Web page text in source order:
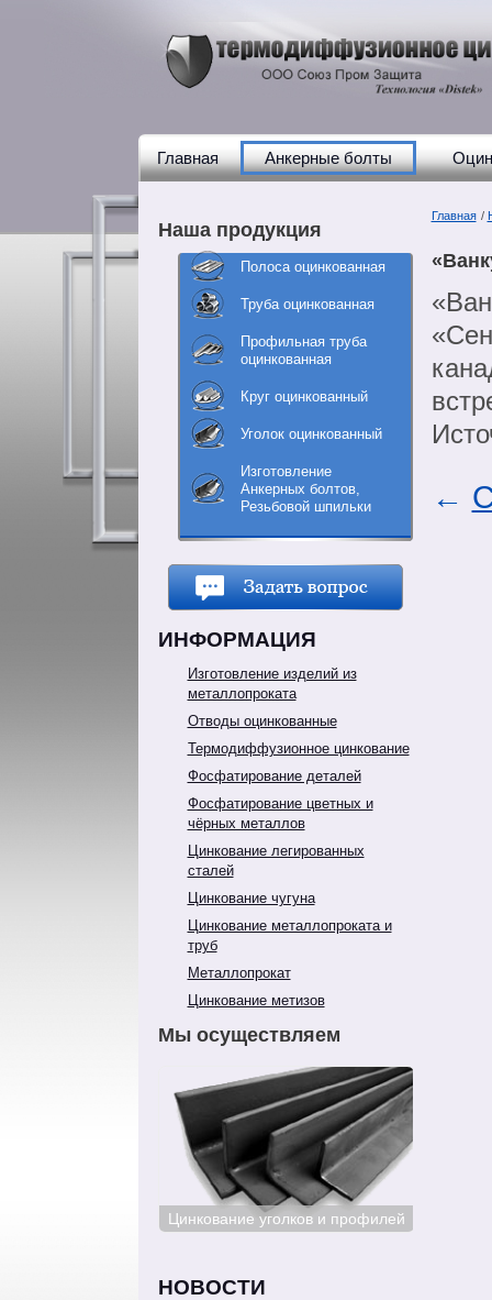
Главная Анкерные болты
Наша продукция
Полоса оцинкованная
Труба оцинкованная
Профильная труба
оцинкованная
Круг оцинкованный
Уголок оцинкованный
Изготовление
Анкерных болтов,
Резьбовой шпильки
ИНФОРМАЦИЯ
Изготовление изделий из
металлопроката
Отводы оцинкованные
Термодиффузионное цинкование
Фосфатирование деталей
Фосфатирование цветных и
чёрных металлов
Цинкование легированных
сталей
Цинкование чугуна
Цинкование металлопроката и
труб
Металлопрокат
Цинкование метизов
Мы осуществляем
Цинкование уголков и профилей
НОВОСТИ
Главная /
←